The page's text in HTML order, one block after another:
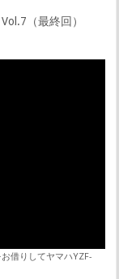
（最終回）
借りしてヤマハYZF-